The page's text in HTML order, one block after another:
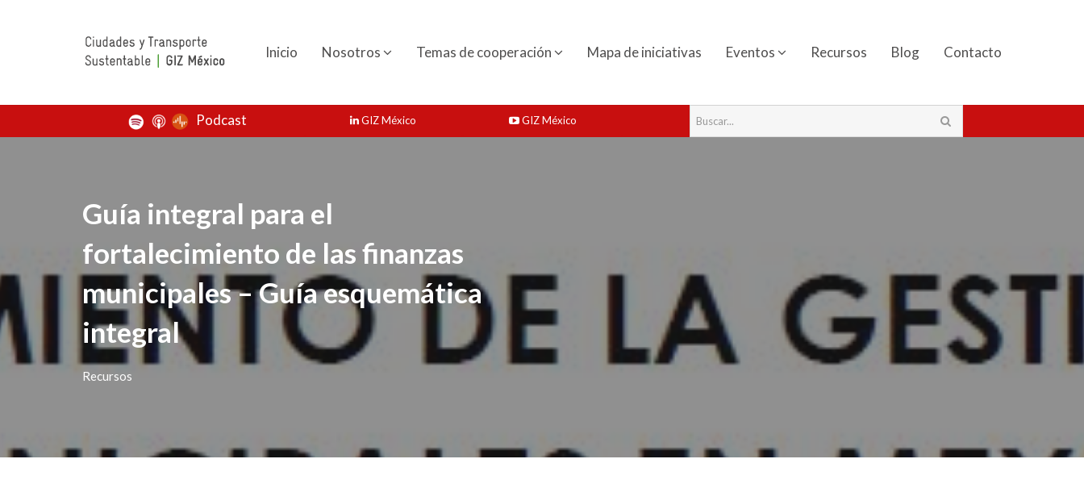
Inicio Nosotros Temas de cooperación Mapa de iniciativas Eventos Recursos Blog Contacto
Podcast GIZ México GIZ México
Guía integral para el
fortalecimiento de las finanzas
municipales – Guía esquemática
integral
Recursos